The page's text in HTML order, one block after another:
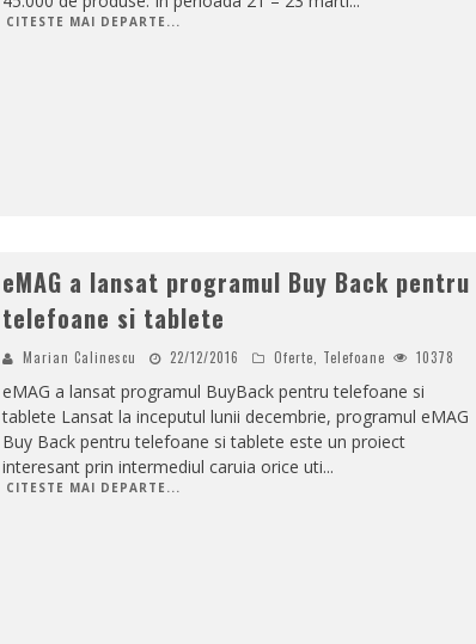
CITESTE MAI DEPARTE...
eMAG a lansat programul Buy Back pentru
telefoane si tablete
Marian Calinescu 22/12/2016 Oferte Telefoane 10378
eMAG a lansat programul BuyBack pentru telefoane si
tablete Lansat la inceputul lunii decembrie, programul eMAG
Buy Back pentru telefoane si tablete este un proiect
interesant prin intermediul caruia orice uti...
CITESTE MAI DEPARTE...